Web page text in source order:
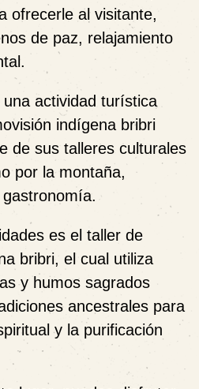
ofrecerle al visitante,
de paz, relajamiento
actividad turística
indígena bribri
de sus talleres culturales
por la montaña,
es el taller de
bribri, el cual utiliza
y humos sagrados
ancestrales para
y la purificación